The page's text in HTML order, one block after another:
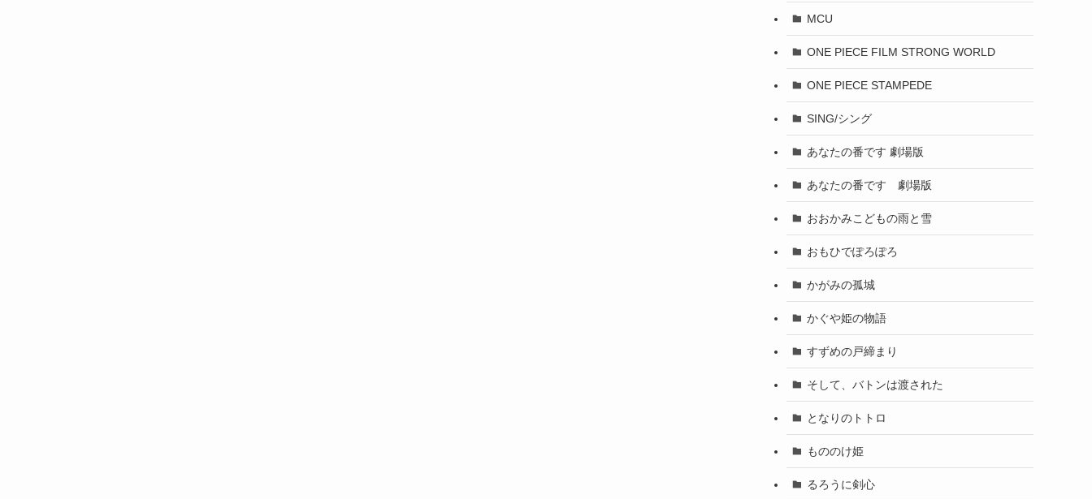
MCU
ONE PIECE FILM STRONG WORLD
ONE PIECE STAMPEDE
SING/シング
あなたの番です 劇場版
あなたの番です 劇場版
おおかみこどもの雨と雪
おもひでぽろぽろ
かがみの孤城
かぐや姫の物語
すずめの戸締まり
そして、バトンは渡された
となりのトトロ
もののけ姫
るろうに剣心